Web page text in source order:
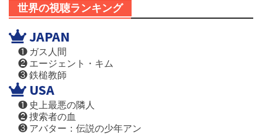
世界の視聴ランキング
JAPAN
❶ ガス人間
❷ エージェント・キム
❸ 鉄槌教師
USA
❶ 史上最悪の隣人
❷ 捜索者の血
❸ アバター：伝説の少年アン